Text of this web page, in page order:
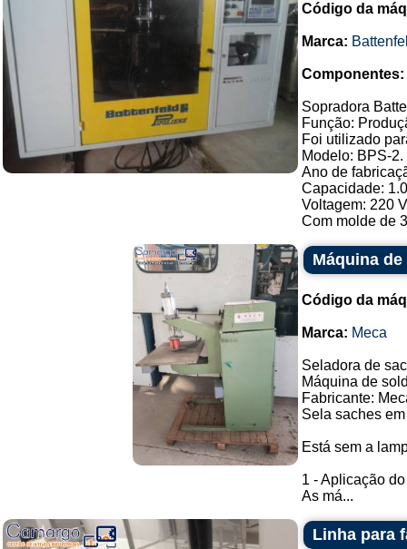
Código da
Marca:
Componentes:
Sopradora
Função:
Foi utilizado
Modelo: BPS-2.
Ano de
Capacidade:
Voltagem: 220
Com molde de
Máquina
Código da
Marca: Meca
Seladora de
Máquina de
Fabricante:
Sela saches
Está sem a
1 - Aplicação
As má...
Linha para